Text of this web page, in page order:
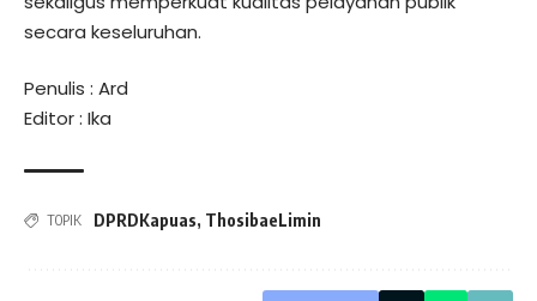
secara keseluruhan.
Penulis : Ard
Editor : Ika
TOPIK DPRDKapuas, ThosibaeLimin